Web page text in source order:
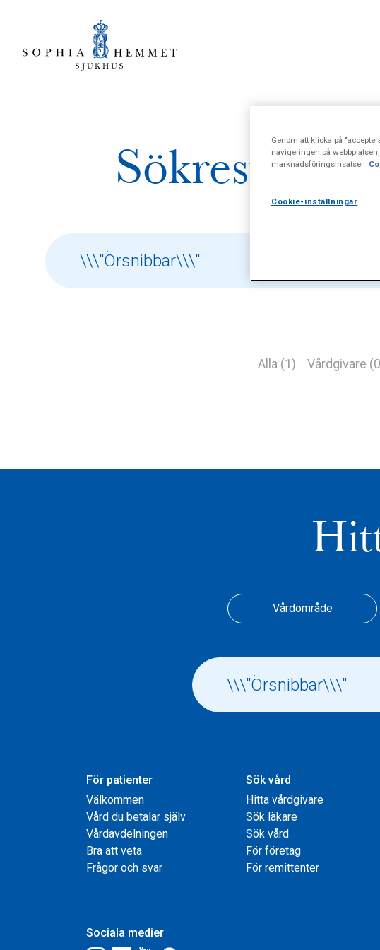
Sökresultat
Alla (1) Vårdgivare
Vårdområde
För patienter
Välkommen
Vård du betalar själv
Vårdavdelningen
Bra att veta
Frågor och svar
Sök vård
Hitta vårdgivare
Sök läkare
Sök vård
För företag
För remittenter
Sociala medier
Genom att klicka på
navigeringen på
marknadsföringsinsatser.
Cookie-inställningar